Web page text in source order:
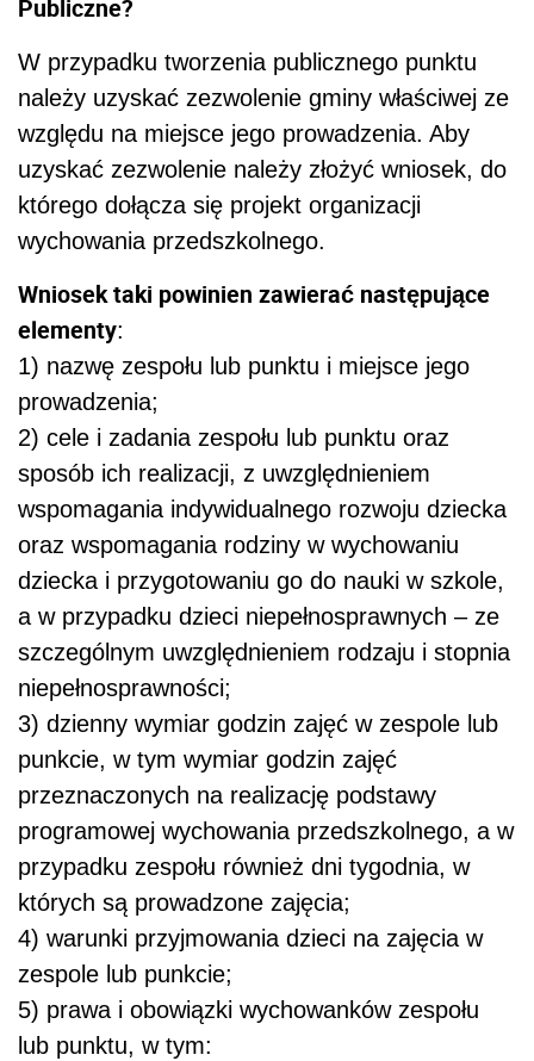
Publiczne?
W przypadku tworzenia publicznego punktu
należy uzyskać zezwolenie gminy właściwej ze
względu na miejsce jego prowadzenia. Aby
uzyskać zezwolenie należy złożyć wniosek, do
którego dołącza się projekt organizacji
wychowania przedszkolnego.
Wniosek taki powinien zawierać następujące
elementy:
1) nazwę zespołu lub punktu i miejsce jego
prowadzenia;
2) cele i zadania zespołu lub punktu oraz
sposób ich realizacji, z uwzględnieniem
wspomagania indywidualnego rozwoju dziecka
oraz wspomagania rodziny w wychowaniu
dziecka i przygotowaniu go do nauki w szkole,
a w przypadku dzieci niepełnosprawnych – ze
szczególnym uwzględnieniem rodzaju i stopnia
niepełnosprawności;
3) dzienny wymiar godzin zajęć w zespole lub
punkcie, w tym wymiar godzin zajęć
przeznaczonych na realizację podstawy
programowej wychowania przedszkolnego, a w
przypadku zespołu również dni tygodnia, w
których są prowadzone zajęcia;
4) warunki przyjmowania dzieci na zajęcia w
zespole lub punkcie;
5) prawa i obowiązki wychowanków zespołu
lub punktu, w tym: